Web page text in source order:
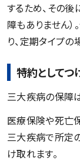
するため、その
障もありません
り、定期タイプ
特約としてつ
三大疾病の保障
医療保険や死亡
三大疾病で所定
け取れます。